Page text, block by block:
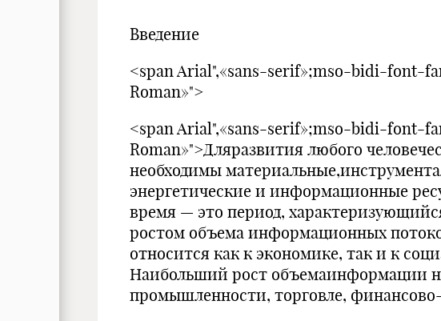
Введение
<span Arial",«sans-serif»;mso-bidi-font-
Roman»">
<span Arial",«sans-serif»;mso-bidi-font-
Roman»">Дляразвития любого
необходимы
энергетические и информационные
время — это период,
ростом объема информационных
относится как к экономике, так и к
Наибольший рост объемаинформации
промышленности, торговле,